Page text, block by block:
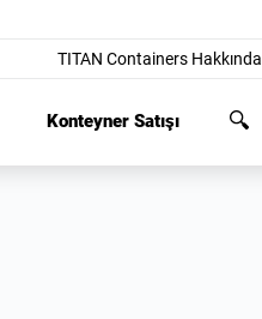
TITAN Containers Hakkında
Konteyner Satışı